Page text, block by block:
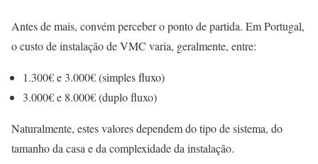
Antes de mais, convém perceber o ponto de partida. Em Portugal,
o custo de instalação de VMC varia, geralmente, entre:
1.300€ e 3.000€ (simples fluxo)
3.000€ e 8.000€ (duplo fluxo)
Naturalmente, estes valores dependem do tipo de sistema, do
tamanho da casa e da complexidade da instalação.